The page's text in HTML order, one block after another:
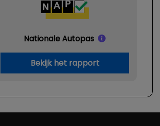
Nationale Autopas
Bekijk het rapport